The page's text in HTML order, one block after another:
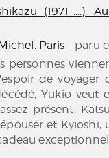
(1971-....).
Paris - paru
personnes
de voyager
Yukio veut
présent,
et